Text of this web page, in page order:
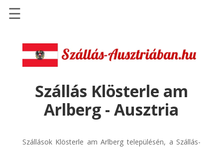
Szállások
Szállásinfo.eu
Repülőjegy
pénzvisszatérítéssel
☰
Szállás Klösterle am
Arlberg - Ausztria
Szállások Klösterle am Arlberg településén, a Szállás-